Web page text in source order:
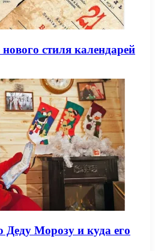
стиля календарей
Деду Морозу и куда его